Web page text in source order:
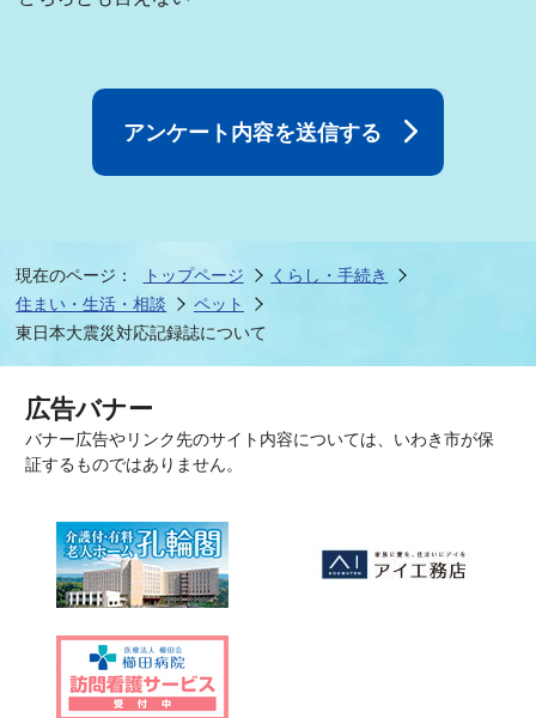
現在のページ： トップページ
くらし・手続き
住まい・生活・相談
ペット
東日本大震災対応記録誌について
広告バナー
バナー広告やリンク先のサイト内容については、いわき市が保
証するものではありません。